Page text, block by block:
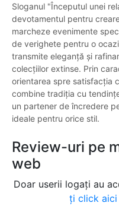
Sloganul "Începutul unei
devotamentul pentru
marcheze evenimente
de verighete pentru o
transmite eleganță și
colecțiilor extinse. Prin
orientarea spre satisfacția
combine tradiția cu
un partener de încredere
ideale pentru orice stil.
Review-uri pe
web
Doar userii logați au
ți click aici